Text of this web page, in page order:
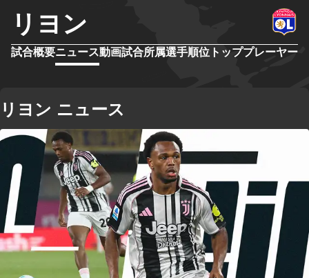
リヨン
試合概要ニュース動画試合所属選手順位 トッププレーヤー
リヨン ニュース